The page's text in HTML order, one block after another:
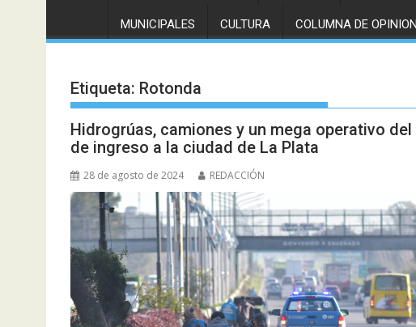
MUNICIPALES CULTURA COLUMNA DE OPINION
Etiqueta: Rotonda
Hidrogrúas, camiones y un mega operativo
de ingreso a la ciudad de La Plata
28 de agosto de 2024 REDACCIÓN